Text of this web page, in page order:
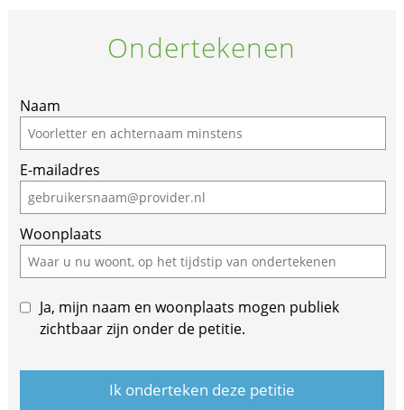
Ondertekenen
If
you
are
a
human,
ignore
this
field
Naam
E-mailadres
Woonplaats
Ja, mijn naam en woonplaats mogen publiek
zichtbaar zijn onder de petitie.